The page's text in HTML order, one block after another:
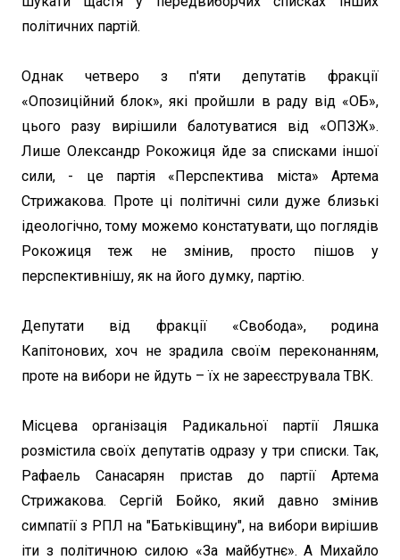
політичних партій.
Однак четверо з п'яти депутатів фракції
«Опозиційний блок», які пройшли в раду від «ОБ»,
цього разу вирішили балотуватися від «ОПЗЖ».
Лише Олександр Рокожиця йде за списками іншої
сили, - це партія «Перспектива міста» Артема
Стрижакова. Проте ці політичні сили дуже близькі
ідеологічно, тому можемо констатувати, що поглядів
Рокожиця теж не змінив, просто пішов у
перспективнішу, як на його думку, партію.
Депутати від фракції «Свобода», родина
Капітонових, хоч не зрадила своїм переконанням,
проте на вибори не йдуть – їх не зареєструвала ТВК.
Місцева організація Радикальної партії Ляшка
розмістила своїх депутатів одразу у три списки. Так,
Рафаель Санасарян пристав до партії Артема
Стрижакова. Сергій Бойко, який давно змінив
симпатії з РПЛ на "Батьківщину", на вибори вирішив
іти з політичною силою «За майбутнє». А Михайло